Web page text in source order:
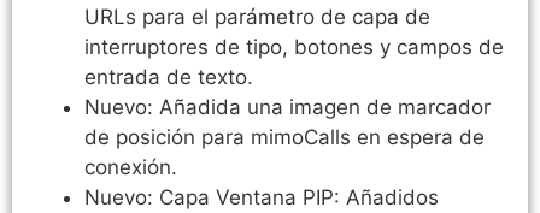
URLs para el parámetro de capa de
interruptores de tipo, botones y campos de
entrada de texto.
Nuevo: Añadida una imagen de marcador
de posición para mimoCalls en espera de
conexión.
Nuevo: Capa Ventana PIP: Añadidos